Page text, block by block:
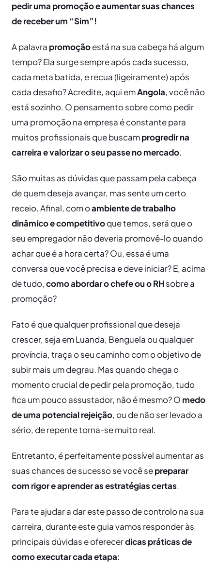
pedir uma promoção e aumentar suas chances
de receber um “Sim”!
A palavra promoçãoestá na sua cabeça há algum
tempo? Ela surge sempre após cada sucesso,
cada meta batida, e recua (ligeiramente) após
cada desafio? Acredite, aqui emAngola, você não
está sozinho. O pensamento sobre como pedir
uma promoção na empresa é constante para
muitos profissionais que buscamprogredir na
carreira e valorizar o seu passe no mercado.
São muitas as dúvidas que passam pela cabeça
de quem deseja avançar, mas sente um certo
receio. Afinal, com oambiente de trabalho
dinâmico e competitivoque temos, será que o
seu empregador não deveria promovê-lo quando
achar que é a hora certa? Ou, essa é uma
conversa que você precisa e deve iniciar? E, acima
de tudo, como abordar o chefe ou o RHsobre a
promoção?
Fato é que qualquer profissional que deseja
crescer, seja em Luanda, Benguela ou qualquer
província, traça o seu caminho com o objetivo de
subir mais um degrau. Mas quando chega o
momento crucial de pedir pela promoção, tudo
fica um pouco assustador, não é mesmo? O medo
de uma potencial rejeição, ou de não ser levado a
sério, de repente torna-se muito real.
Entretanto, é perfeitamente possível aumentar as
suas chances de sucesso se você sepreparar
com rigor e aprender as estratégias certas.
Para te ajudar a dar este passo de controlo na sua
carreira, durante este guia vamos responder às
principais dúvidas e oferecerdicas práticas de
como executar cada etapa: